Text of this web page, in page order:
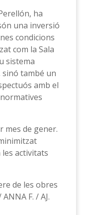
ha
una inversió
condicions
com la Sala
sistema
també un
amb el
mes de gener.
les activitats
de les obres
F. / AJ.